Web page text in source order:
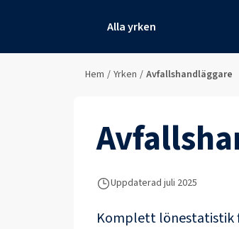
Alla yrken
Hem / Yrken / Avfallshandläggare
Uppdaterad juli 2025
Komplett lönestatistik